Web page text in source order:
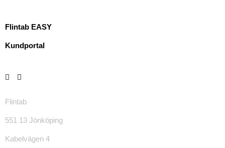
Flintab EASY
Kundportal
Flintab
551 13 Jönköping
Kabelvägen 4